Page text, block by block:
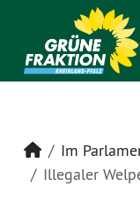
Startseite
Im
Illegaler